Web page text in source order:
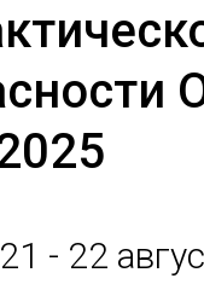
21 - 22